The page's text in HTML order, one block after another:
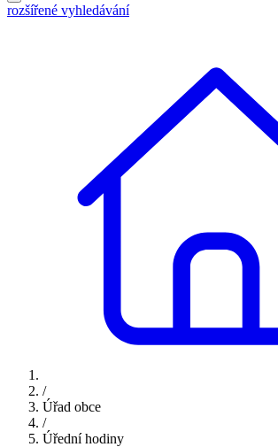
rozšířené vyhledávání
/
Úřad obce
/
Úřední hodiny